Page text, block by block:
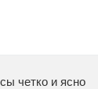
четко и ясно